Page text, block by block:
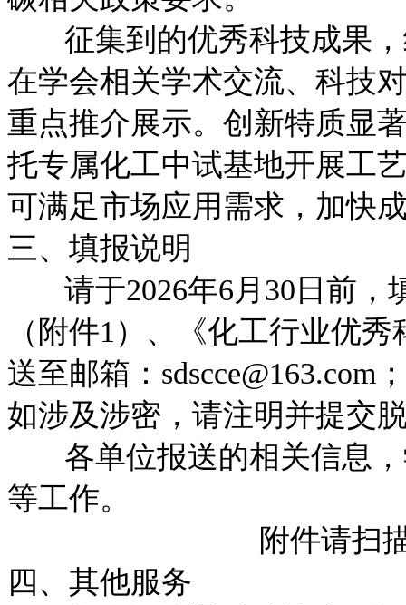
征集到的优秀科技成果，
在学会相关学术交流、科技
重点推介展示。创新特质显
托专属化工中试基地开展工
可满足市场应用需求，加快
三、填报说明
请于2026年6月30日前，
（附件1）、《化工行业优
送至邮箱：
如涉及涉密，请注明并提交
各单位报送的相关信息，
等工作。
附件请扫
四、其他服务